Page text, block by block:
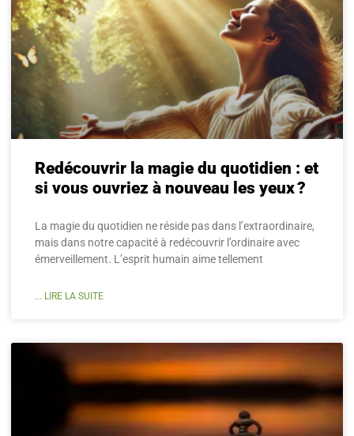
Redécouvrir la magie du quotidien : et
si vous ouvriez à nouveau les yeux ?
La magie du quotidien ne réside pas dans l’extraordinaire,
mais dans notre capacité à redécouvrir l’ordinaire avec
émerveillement. L’esprit humain aime tellement
... LIRE LA SUITE